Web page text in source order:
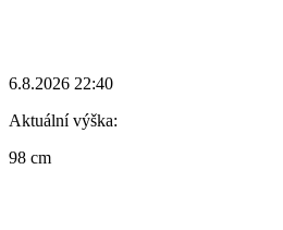
6.8.2026 22:40
Aktuální výška:
98 cm